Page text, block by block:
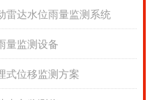
雷达水位雨量监测系统
量监测设备
式位移监测方案